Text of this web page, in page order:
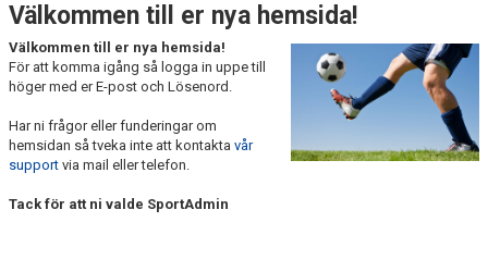
NYHETER
KALENDER
TRUPPEN
BILDGALLERI
Välkommen till er nya hemsida!
Välkommen till er nya hemsida!
För att komma igång så logga in uppe till
höger med er E-post och Lösenord.
Har ni frågor eller funderingar om
hemsidan så tveka inte att kontakta vår
support via mail eller telefon.
Tack för att ni valde SportAdmin